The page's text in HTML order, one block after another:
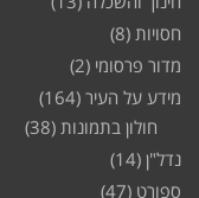
חסויות (8)
מדור פרסומי (2)
מידע על העיר (164)
חולון בתמונות (38)
נדל"ן (14)
ספורט (47)